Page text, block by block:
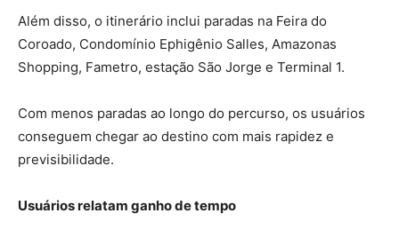
Além disso, o itinerário inclui paradas na Feira do
Coroado, Condomínio Ephigênio Salles, Amazonas
Shopping, Fametro, estação São Jorge e Terminal 1.
Com menos paradas ao longo do percurso, os usuários
conseguem chegar ao destino com mais rapidez e
previsibilidade.
Usuários relatam ganho de tempo